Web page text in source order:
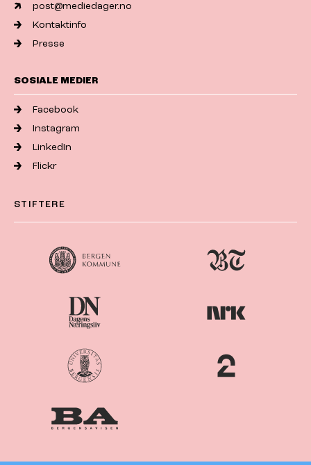
post@mediedager.no
Kontaktinfo
Presse
SOSIALE MEDIER
Facebook
Instagram
LinkedIn
Flickr
STIFTERE